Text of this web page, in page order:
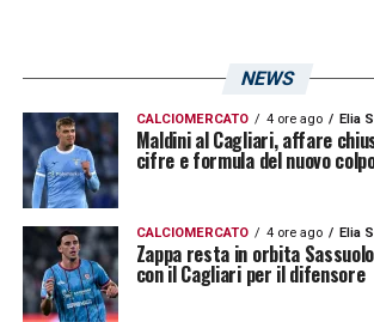
NEWS
CALCIOMERCATO 4 ore ago Elia
Maldini al Cagliari, affare
cifre e formula del nuovo
CALCIOMERCATO 4 ore ago Elia
Zappa resta in orbita
con il Cagliari per il difensore